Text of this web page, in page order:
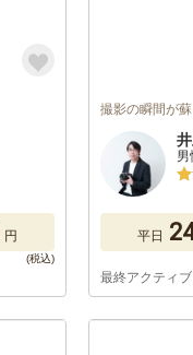
円
撮影の瞬間が
平日
最終アクティ